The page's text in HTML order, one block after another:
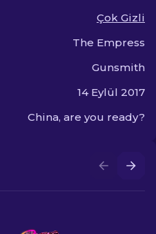
Çok Gizli
The Empress
Gunsmith
14 Eylül 2017
China, are you ready?